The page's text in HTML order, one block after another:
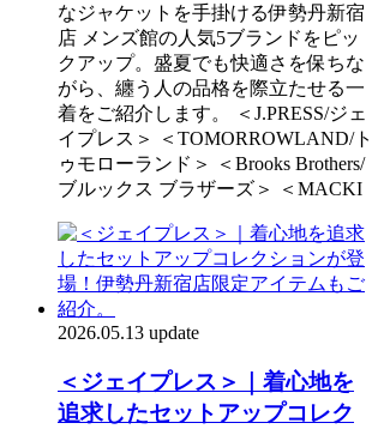
なジャケットを手掛ける伊勢丹新宿
店 メンズ館の人気5ブランドをピッ
クアップ。盛夏でも快適さを保ちな
がら、纏う人の品格を際立たせる一
着をご紹介します。 ＜J.PRESS/ジェ
イプレス＞ ＜TOMORROWLAND/ト
ゥモローランド＞ ＜Brooks Brothers/
ブルックス ブラザーズ＞ ＜MACKI
2026.05.13 update
＜ジェイプレス＞｜着心地を
追求したセットアップコレク